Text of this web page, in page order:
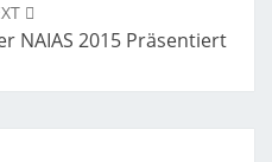
NAIAS 2015 Präsentiert